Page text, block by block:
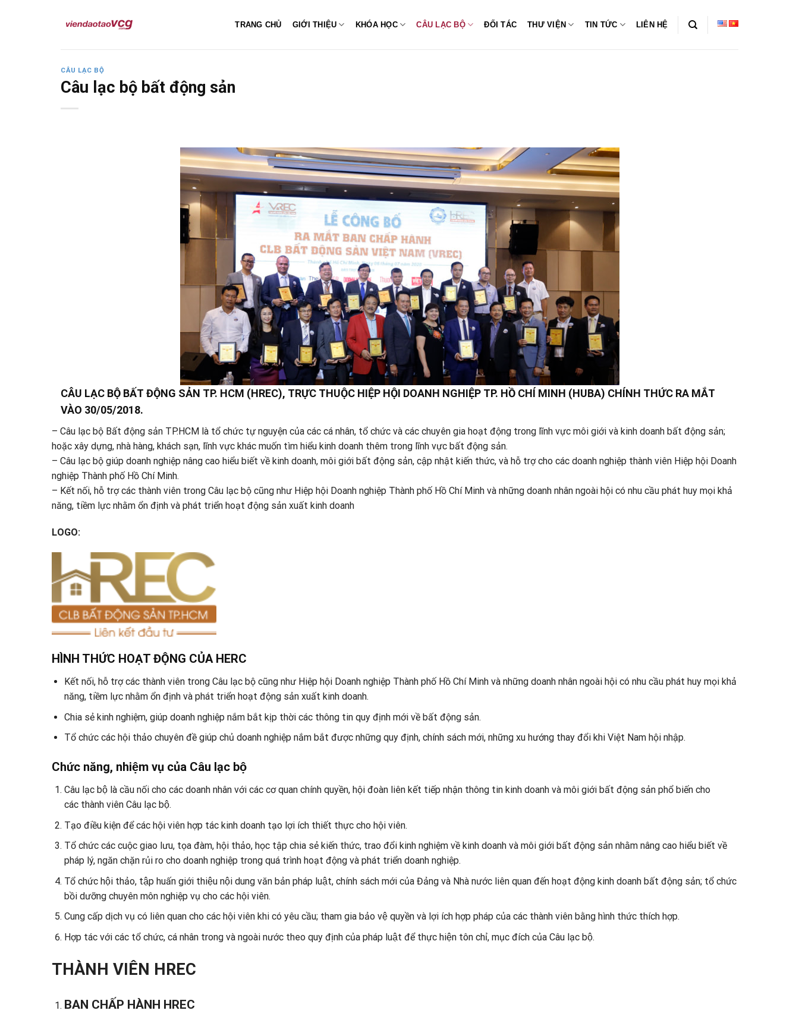
TRANG CHỦ GIỚI THIỆU KHÓA HỌC CÂU LẠC BỘ ĐỐI TÁC THƯ VIỆN TIN TỨC LIÊN HỆ
CÂU LẠC BỘ
Câu lạc bộ bất động sản
CÂU LẠC BỘ BẤT ĐỘNG SẢN TP. HCM (HREC), TRỰC THUỘC HIỆP HỘI DOANH NGHIỆP TP. HỒ CHÍ MINH (HUBA) CHÍNH THỨC RA MẮT
VÀO 30/05/2018.
– Câu lạc bộ Bất động sản TP.HCM là tổ chức tự nguyện của các cá nhân, tổ chức và các chuyên gia hoạt động trong lĩnh vực môi giới và kinh doanh bất động sản;
hoặc xây dựng, nhà hàng, khách sạn, lĩnh vực khác muốn tìm hiểu kinh doanh thêm trong lĩnh vực bất động sản.
– Câu lạc bộ giúp doanh nghiệp nâng cao hiểu biết về kinh doanh, môi giới bất động sản, cập nhật kiến thức, và hỗ trợ cho các doanh nghiệp thành viên Hiệp hội Doanh
nghiệp Thành phố Hồ Chí Minh.
– Kết nối, hỗ trợ các thành viên trong Câu lạc bộ cũng như Hiệp hội Doanh nghiệp Thành phố Hồ Chí Minh và những doanh nhân ngoài hội có nhu cầu phát huy mọi khả
năng, tiềm lực nhằm ổn định và phát triển hoạt động sản xuất kinh doanh
LOGO:
HÌNH THỨC HOẠT ĐỘNG CỦA HERC
Kết nối, hỗ trợ các thành viên trong Câu lạc bộ cũng như Hiệp hội Doanh nghiệp Thành phố Hồ Chí Minh và những doanh nhân ngoài hội có nhu cầu phát huy mọi khả
năng, tiềm lực nhằm ổn định và phát triển hoạt động sản xuất kinh doanh.
Chia sẻ kinh nghiệm, giúp doanh nghiệp nắm bắt kịp thời các thông tin quy định mới về bất động sản.
Tổ chức các hội thảo chuyên đề giúp chủ doanh nghiệp nắm bắt được những quy định, chính sách mới, những xu hướng thay đổi khi Việt Nam hội nhập.
Chức năng, nhiệm vụ của Câu lạc bộ
Câu lạc bộ là cầu nối cho các doanh nhân với các cơ quan chính quyền, hội đoàn liên kết tiếp nhận thông tinkinh doanh và môi giới bất động sản phổ biến cho
các thành viên Câu lạc bộ.
Tạo điều kiện để các hội viên hợp tác kinh doanh tạo lợi ích thiết thực cho hội viên.
Tổ chức các cuộc giao lưu, tọa đàm, hội thảo, học tập chia sẻkiến thức, trao đổi kinh nghiệm về kinh doanh và môi giới bất động sảnnhằm nâng cao hiểu biết về
pháp lý, ngăn chặn rủi ro cho doanh nghiệp trong quá trình hoạt độngvà phát triển doanh nghiệp.
Tổ chức hội thảo, tập huấn giới thiệu nội dung văn bản pháp luật, chính sách mới của Đảng và Nhà nước liên quan đến hoạt động kinh doanh bất động sản; tổ chức
bồi dưỡng chuyên môn nghiệp vụ cho các hộiviên.
Cung cấp dịch vụ có liên quan cho các hội viên khi có yêu cầu; tham gia bảo vệ quyền và lợi ích hợp pháp của các thành viên bằng hình thức thích hợp.
Hợp tác với các tổ chức, cá nhân trong và ngoài nước theo quy định của pháp luật để thực hiện tôn chỉ, mục đích của Câu lạc bộ.
THÀNH VIÊN HREC
BAN CHẤP HÀNH HREC